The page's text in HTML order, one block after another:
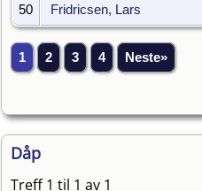
50 Fridricsen, Lars
1 2 3 4 Neste»
Dåp
Treff 1 til 1 av 1